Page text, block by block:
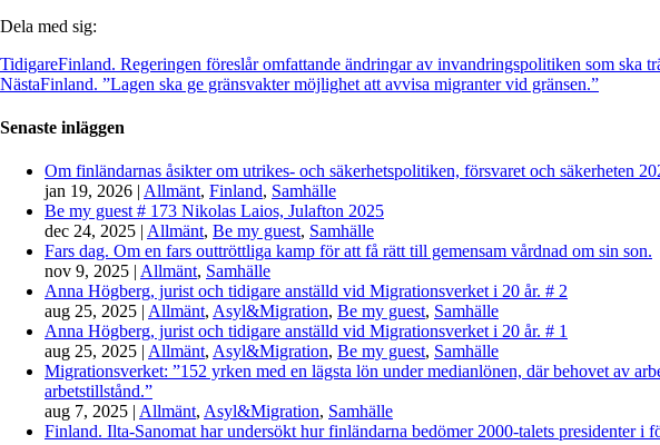
Dela med sig:
TidigareFinland. Regeringen föreslår omfattande ändringar av invandringspolitiken som ska
NästaFinland. ”Lagen ska ge gränsvakter möjlighet att avvisa migranter vid gränsen.”
Senaste inläggen
Om finländarnas åsikter om utrikes- och säkerhetspolitiken, försvaret och säkerheten
jan 19, 2026 | Allmänt, Finland, Samhälle
Be my guest # 173 Nikolas Laios, Julafton 2025
dec 24, 2025 | Allmänt, Be my guest, Samhälle
Fars dag. Om en fars outtröttliga kamp för att få rätt till gemensam vårdnad om sin son.
nov 9, 2025 | Allmänt, Samhälle
Anna Högberg, jurist och tidigare anställd vid Migrationsverket i 20 år. # 2
aug 25, 2025 | Allmänt, Asyl&Migration, Be my guest, Samhälle
Anna Högberg, jurist och tidigare anställd vid Migrationsverket i 20 år. # 1
aug 25, 2025 | Allmänt, Asyl&Migration, Be my guest, Samhälle
Migrationsverket: ”152 yrken med en lägsta lön under medianlönen, där behovet av
arbetstillstånd.”
aug 7, 2025 | Allmänt, Asyl&Migration, Samhälle
Finland. Ilta-Sanomat har undersökt hur finländarna bedömer 2000-talets presidenter i